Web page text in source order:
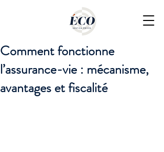
Comment fonctionne
l’assurance-vie : mécanisme,
avantages et fiscalité